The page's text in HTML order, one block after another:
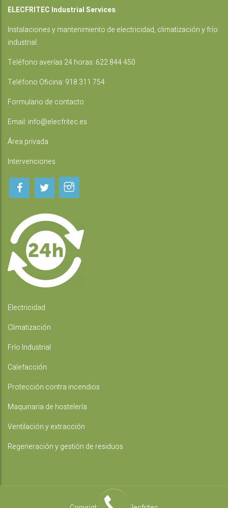
ELECFRITEC Industrial Services
Instalacionesy mantenimiento de electricidad, climatización y frío
industrial.
Teléfono averías 24 horas: 622 844 450
Teléfono Oficina: 918 311 754
Formulario de contacto
Email: info@elecfritec.es
Área privada
Intervenciones
Electricidad
Climatización
Frío Industrial
Calefacción
Protección contra incendios
Maquinaria de hostelería
Ventilación y extracción
Regeneración y gestión de residuos